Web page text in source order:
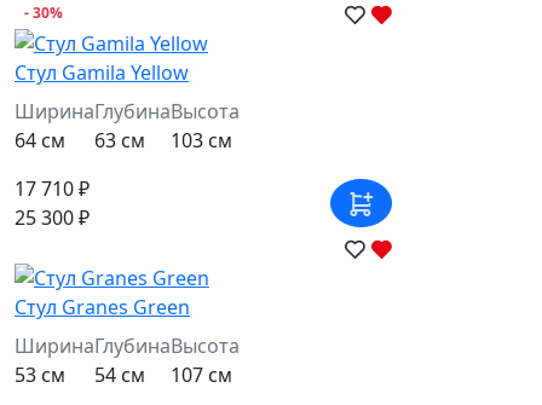
- 30%
Стул Gamila Yellow
Ширина
64 см
Глубина
63 см
Высота
103 см
17 710 ₽
25 300 ₽
Стул Granes Green
Ширина
53 см
Глубина
54 см
Высота
107 см